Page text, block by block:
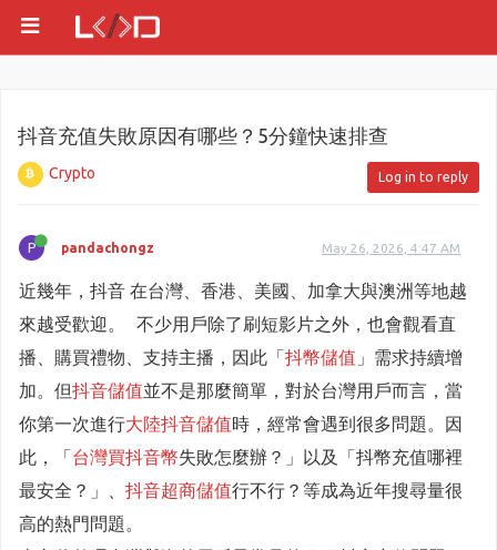
抖音充值失敗原因有哪些？5分鐘快速排查
Crypto Log in to reply
P pandachongz May 26, 2026, 4:47 AM
近幾年，抖音 在台灣、香港、美國、加拿大與澳洲等地越
來越受歡迎。 不少用戶除了刷短影片之外，也會觀看直
播、購買禮物、支持主播，因此「抖幣儲值 」需求持續增
加。但抖音儲值並不是那麼簡單，對於台灣用戶而言，當
你第一次進行大陸抖音儲值時，經常會遇到很多問題。因
此，「台灣買抖音幣失敗怎麼辦？」以及「抖幣充值哪裡
最安全？」、 抖音超商儲值行不行？等成為近年搜尋量很
高的熱門問題。